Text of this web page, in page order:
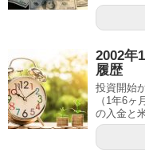
2002年
履歴
投資開始
（1年6
の入金と